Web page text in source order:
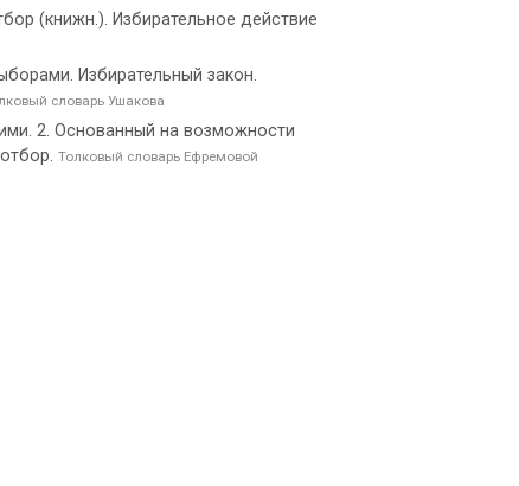
(книжн.). Избирательное действие
Избирательный закон.
словарь Ушакова
2. Основанный на возможности
Толковый словарь Ефремовой